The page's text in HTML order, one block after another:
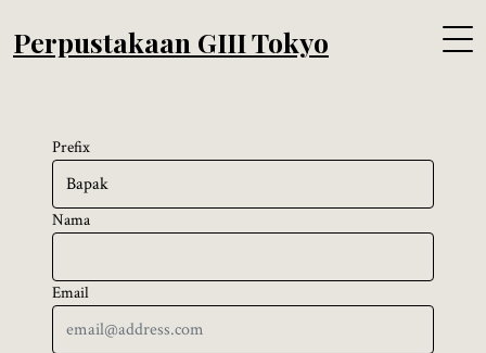
Perpustakaan GIII Tokyo
Prefix
Nama
Email